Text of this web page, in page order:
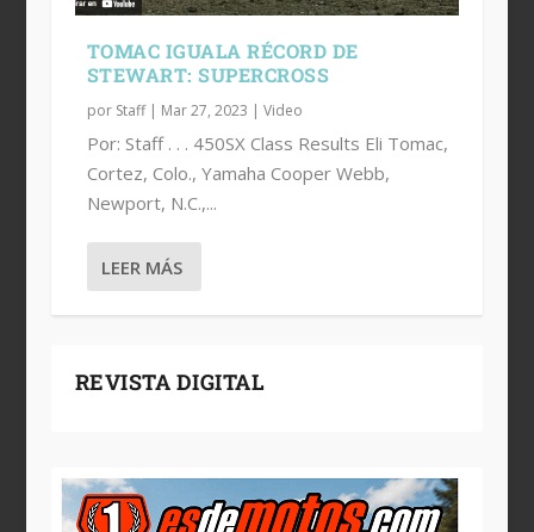
TOMAC IGUALA RÉCORD DE
STEWART: SUPERCROSS
por Staff| Mar 27, 2023 | Video
Por: Staff . . . 450SX Class Results Eli Tomac,
Cortez, Colo., Yamaha Cooper Webb,
Newport, N.C.,...
LEER MÁS
REVISTA DIGITAL